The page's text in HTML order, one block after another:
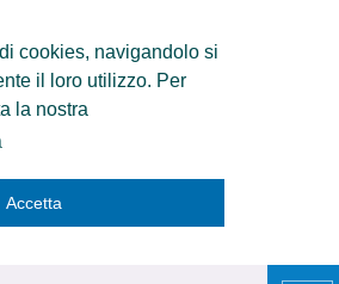
cookies, navigandolo si
il loro utilizzo. Per
la nostra
Accetta